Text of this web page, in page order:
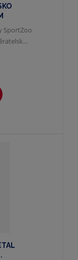
SportZoo